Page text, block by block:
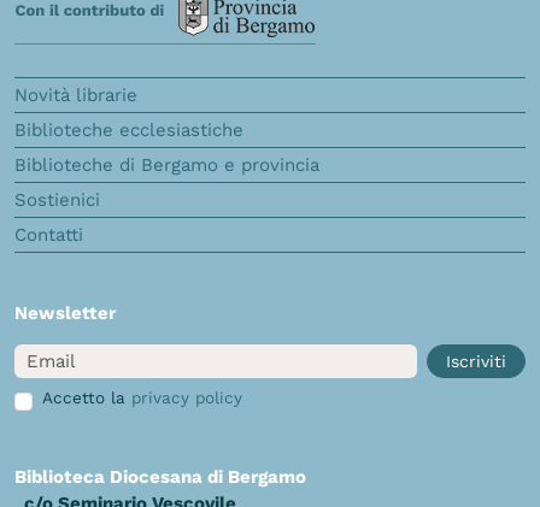
Novità librarie
Biblioteche ecclesiastiche
Biblioteche di Bergamo e provincia
Sostienici
Contatti
Newsletter
Email
Iscriviti
Accetto la privacy policy
Biblioteca Diocesana di Bergamo